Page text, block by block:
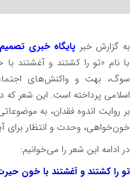
به گزارش خبر پایگاه خبری تصمیم۲۴
با نام «تو را کشتند و آغشتند
سوگ، بهت و واکنش‌های
اسلامی پرداخته است. این شعر که
بر روایت اندوه فقدان، به
خون‌خواهی، وحدت و انتظار برای
در ادامه این شعر را می‌خوانیم:
تو را کشتند و آغشتند با خون